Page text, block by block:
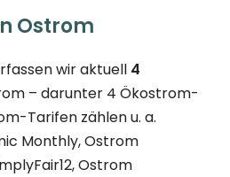
Ostrom
wir aktuell 4
– darunter 4 Ökostrom-
Tarifen zählen u. a.
Monthly, Ostrom
Ostrom